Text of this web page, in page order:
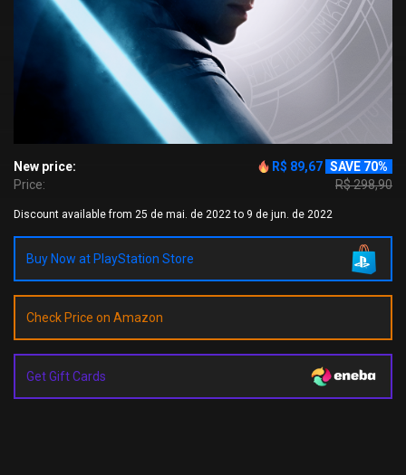
New price: R$ 89,67 SAVE 70%
Price:
R$ 298,90
Discount available from 25 de mai. de 2022 to 9 de jun. de 2022
Buy Now at PlayStation Store
Check Price on Amazon
Get Gift Cards